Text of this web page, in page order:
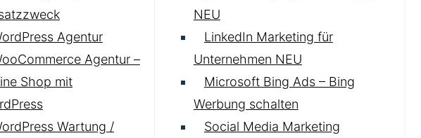
Agentur
Agentur –
Shop mit
Wartung /
NEU
LinkedIn Marketing für
Unternehmen NEU
Microsoft Bing Ads – Bing
Werbung schalten
Social Media Marketing